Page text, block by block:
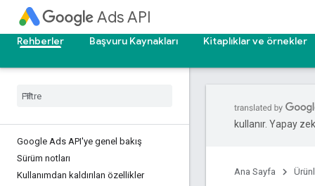
Ads API
Rehberler Başvuru Kaynakları Kitaplıklar ve örnekler
Google Ads API'ye genel bakış
Sürüm notları
Kullanımdan kaldırılan özellikler
kullanır. Yapay
Ana Sayfa